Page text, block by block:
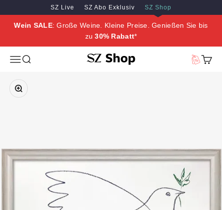
Zum Inhalt springen
Zum Hauptinhalt springen
SZ Live SZ Abo Exklusiv SZ Shop
Wein SALE: Große Weine. Kleine Preise. Genießen Sie bis
zu30% Rabatt*
MenüSuche SZ Erleben
Bild vergrößern